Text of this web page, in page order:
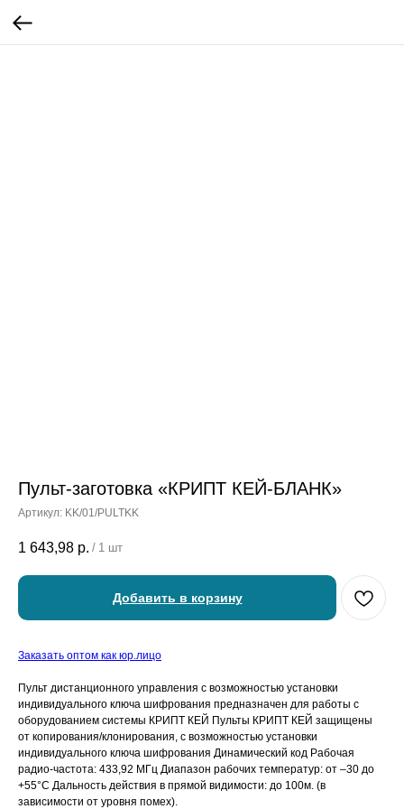
Пульт-заготовка «КРИПТ КЕЙ-БЛАНК»
Артикул: KK/01/PULTKK
1 643,98 р. / 1 шт
Добавить в корзину
Заказать оптом как юр.лицо
Пульт дистанционного управления с возможностью установки
индивидуального ключа шифрования предназначен для работы с
оборудованием системы КРИПТ КЕЙ Пульты КРИПТ КЕЙ защищены
от копирования/клонирования, с возможностью установки
индивидуального ключа шифрования Динамический код Рабочая
радио-частота: 433,92 МГц Диапазон рабочих температур: от –30 до
+55°C Дальность действия в прямой видимости: до 100м. (в
зависимости от уровня помех).